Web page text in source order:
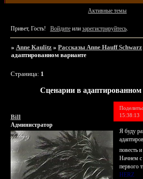
Активные темы
Привет, Гость! Войдитеили зарегистрируйтесь.
» Anne Kaulitz » Рассказы Anne Hauff Schwarz
адаптированном варианте
Сценарии в адаптированном
Страница: 1
15:38:13
Bill
Администратор
Я буду
повесть
Начнем с
первого
HERZ